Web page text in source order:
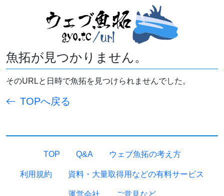
魚拓が見つかりません。
そのURLと日時で魚拓を見つけられませんでした。
TOPへ戻る
TOP Q&A ウェブ魚拓の考え方
利用規約 資料・大量取得用などの有料サービス